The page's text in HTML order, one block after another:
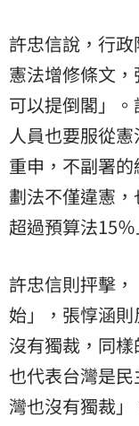
許忠信說，行
憲法增修條文
可以提倒閣」
人員也要服從
重申，不副署
劃法不僅違憲
超過預算法15
許忠信則抨擊
始」，張惇涵
沒有獨裁，同
也代表台灣是
灣也沒有獨裁」